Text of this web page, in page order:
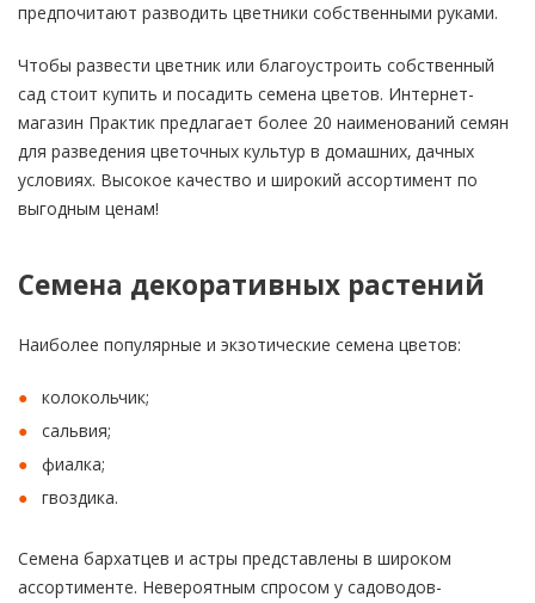
предпочитают разводить цветники собственными руками.
Чтобы развести цветник или благоустроить собственный
сад стоит купить и посадить семена цветов. Интернет-
магазин Практик предлагает более 20 наименований семян
для разведения цветочных культур в домашних, дачных
условиях. Высокое качество и широкий ассортимент по
выгодным ценам!
Семена декоративных растений
Наиболее популярные и экзотические семена цветов:
колокольчик;
сальвия;
фиалка;
гвоздика.
Семена бархатцев и астры представлены в широком
ассортименте. Невероятным спросом у садоводов-